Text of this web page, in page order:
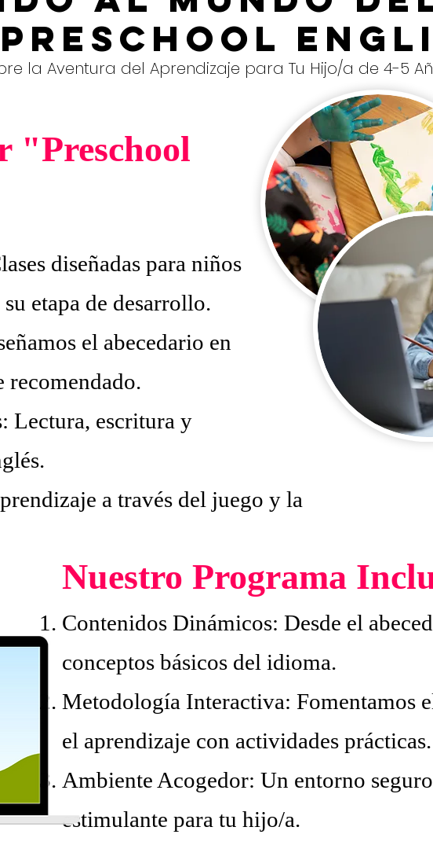
la Aventura del Aprendizaje para Tu Hijo/a de 4-5
"Preschool
diseñadas para niños
etapa de desarrollo.
el abecedario en
recomendado.
Lectura, escritura y
a través del juego y la
Nuestro Programa
Contenidos Dinámicos: Desde el
conceptos básicos del idioma.
Metodología Interactiva: Fomentamos
el aprendizaje con actividades prácticas.
Ambiente Acogedor: Un entorno
estimulante para tu hijo/a.